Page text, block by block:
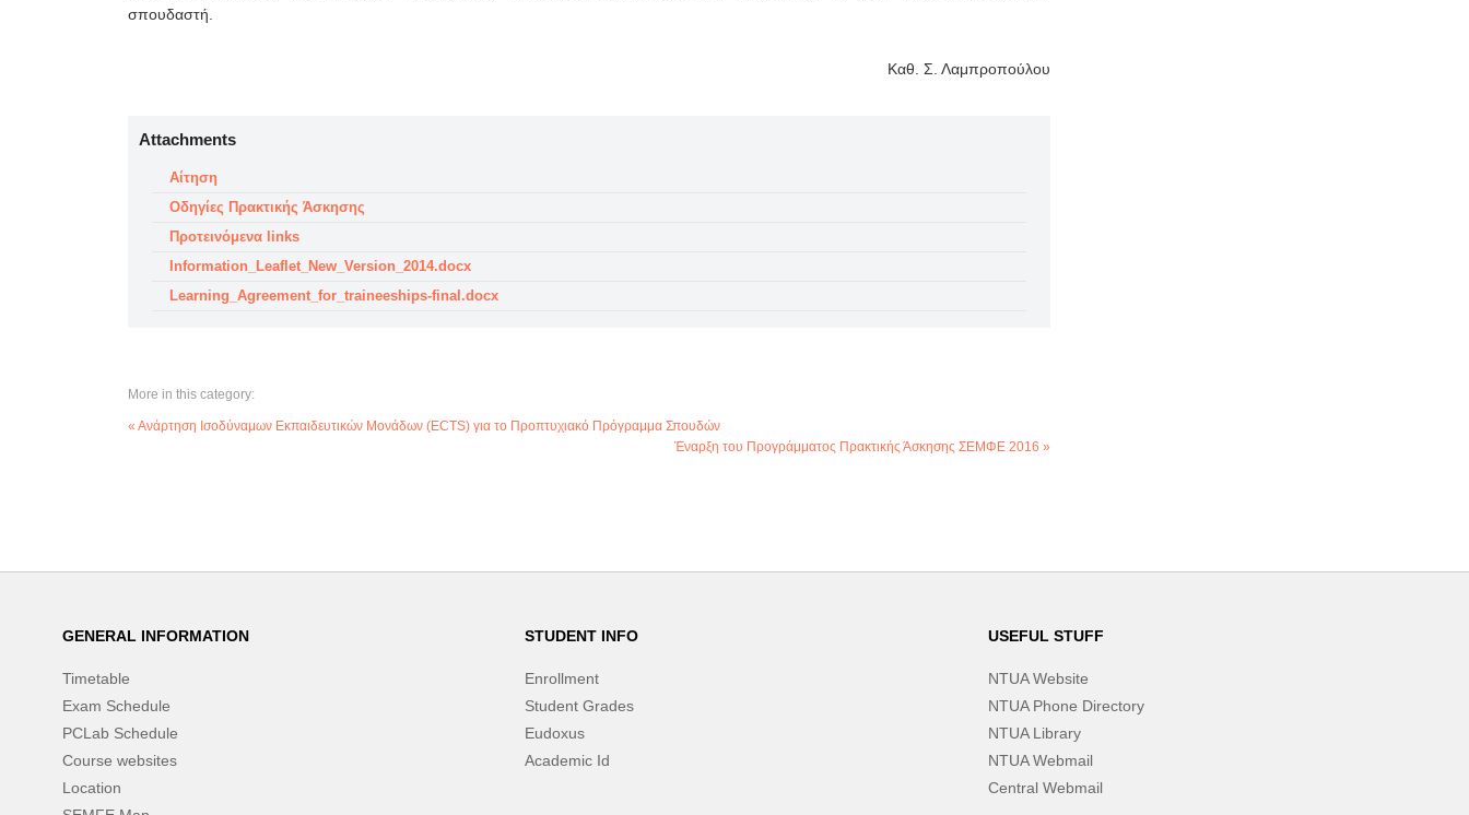
σπουδαστή.
Καθ. Σ. Λαμπροπούλου
Attachments
Αίτηση
Οδηγίες Πρακτικής Άσκησης
Προτεινόμενα links
Information_Leaflet_New_Version_2014.docx
Learning_Agreement_for_traineeships-final.docx
More in this category:
« Ανάρτηση Ισοδύναμων Εκπαιδευτικών Μονάδων (ECTS) για το Προπτυχιακό Πρόγραμμα Σπουδών
Έναρξη του Προγράμματος Πρακτικής Άσκησης ΣΕΜΦΕ 2016 »
GENERAL INFORMATION
Timetable
Exam Schedule
PCLab Schedule
Course websites
Location
STUDENT INFO
Enrollment
Student Grades
Eudoxus
Academic Id
USEFUL STUFF
NTUA Website
NTUA Phone Directory
NTUA Library
NTUA Webmail
Central Webmail